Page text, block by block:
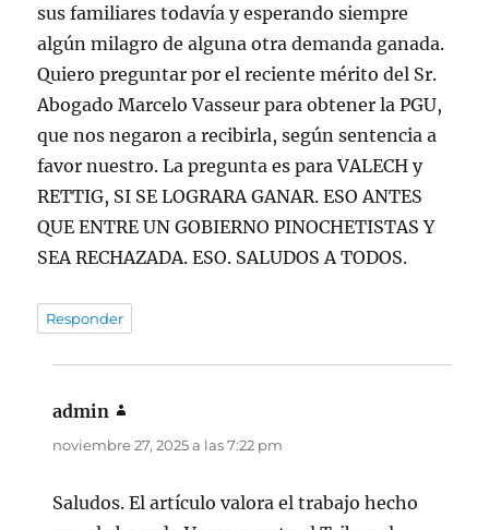
sus familiares todavía y esperando siempre
algún milagro de alguna otra demanda ganada.
Quiero preguntar por el reciente mérito del Sr.
Abogado Marcelo Vasseur para obtener la PGU,
que nos negaron a recibirla, según sentencia a
favor nuestro. La pregunta es para VALECH y
RETTIG, SI SE LOGRARA GANAR. ESO ANTES
QUE ENTRE UN GOBIERNO PINOCHETISTAS Y
SEA RECHAZADA. ESO. SALUDOS A TODOS.
Responder
admin
noviembre 27, 2025 a las 7:22 pm
Saludos. El artículo valora el trabajo hecho